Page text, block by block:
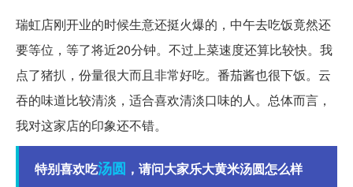
瑞虹店刚开业的时候生意还挺火爆的，中午去吃饭竟然还
要等位，等了将近20分钟。不过上菜速度还算比较快。我
点了猪扒，份量很大而且非常好吃。番茄酱也很下饭。云
吞的味道比较清淡，适合喜欢清淡口味的人。总体而言，
我对这家店的印象还不错。
特别喜欢吃汤圆 ，请问大家乐大黄米汤圆怎么样